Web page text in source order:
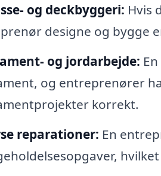
og deckbyggeri: Hvis
designe og bygge
og jordarbejde:
og entreprenører
korrekt.
reparationer: En